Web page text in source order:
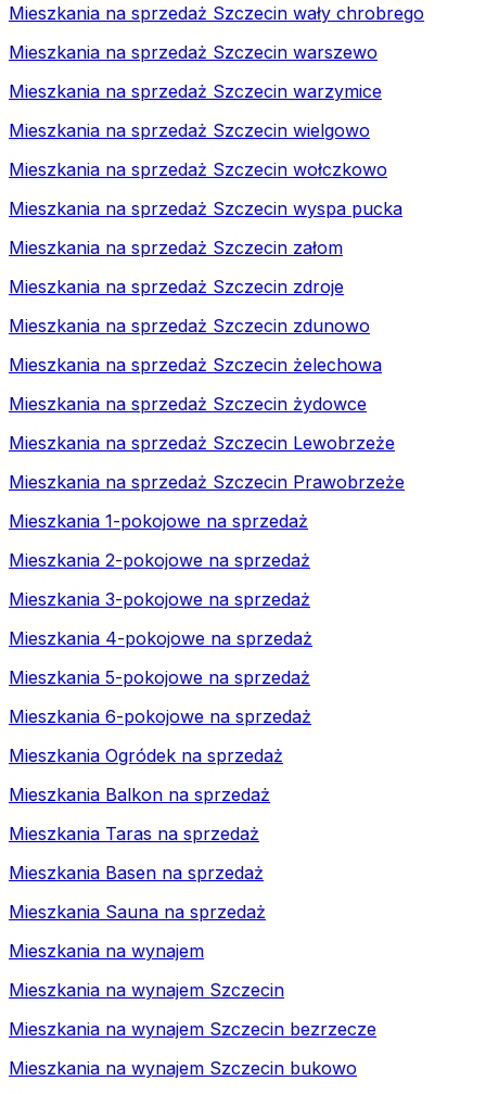
Mieszkania na sprzedaż Szczecin wały chrobrego
Mieszkania na sprzedaż Szczecin warszewo
Mieszkania na sprzedaż Szczecin warzymice
Mieszkania na sprzedaż Szczecin wielgowo
Mieszkania na sprzedaż Szczecin wołczkowo
Mieszkania na sprzedaż Szczecin wyspa pucka
Mieszkania na sprzedaż Szczecin załom
Mieszkania na sprzedaż Szczecin zdroje
Mieszkania na sprzedaż Szczecin zdunowo
Mieszkania na sprzedaż Szczecin żelechowa
Mieszkania na sprzedaż Szczecin żydowce
Mieszkania na sprzedaż Szczecin Lewobrzeże
Mieszkania na sprzedaż Szczecin Prawobrzeże
Mieszkania 1-pokojowe na sprzedaż
Mieszkania 2-pokojowe na sprzedaż
Mieszkania 3-pokojowe na sprzedaż
Mieszkania 4-pokojowe na sprzedaż
Mieszkania 5-pokojowe na sprzedaż
Mieszkania 6-pokojowe na sprzedaż
Mieszkania Ogródek na sprzedaż
Mieszkania Balkon na sprzedaż
Mieszkania Taras na sprzedaż
Mieszkania Basen na sprzedaż
Mieszkania Sauna na sprzedaż
Mieszkania na wynajem
Mieszkania na wynajem Szczecin
Mieszkania na wynajem Szczecin bezrzecze
Mieszkania na wynajem Szczecin bukowo